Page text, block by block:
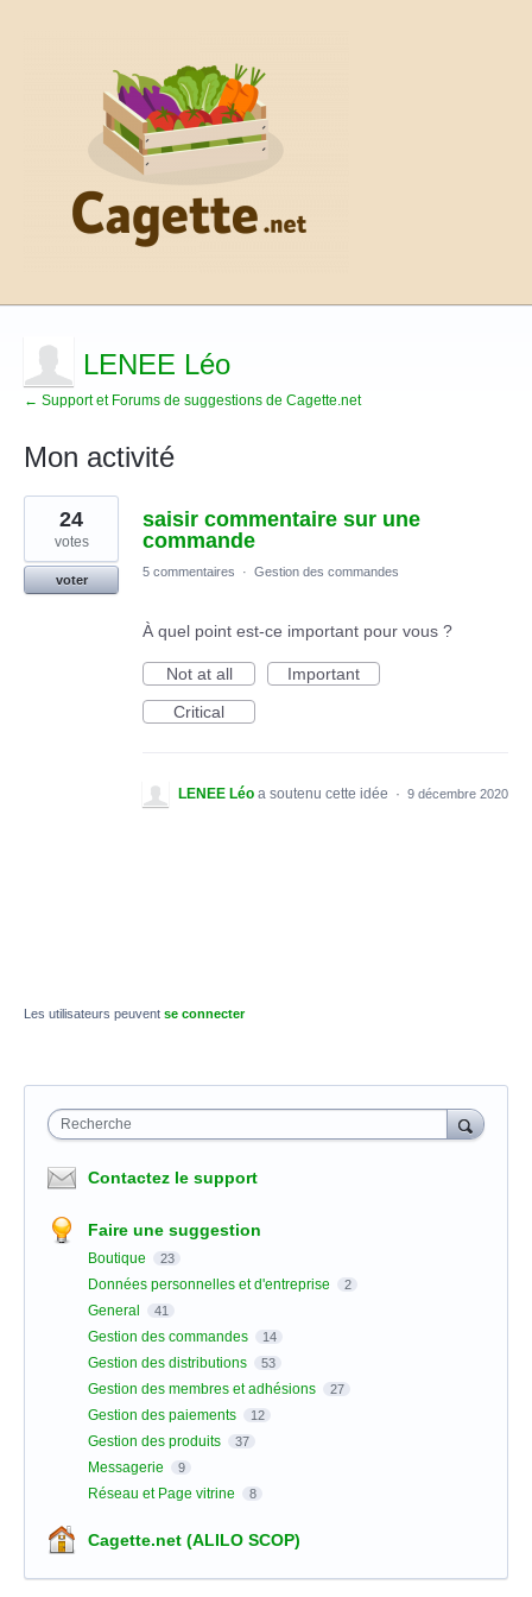
LENEE Léo
← Support et Forums de suggestions de Cagette.net
Mon activité
1
résultat
trouvé
saisir commentaire sur une
commande
24
votes
voter
5 commentaires · Gestion des commandes
À quel point est-ce important pour vous ?
Not at all
Important
Critical
LENEE Léo a soutenu cette idée · 9 décembre 2020
Les utilisateurs peuvent se connecter
Recherche
Contactez le support
Faire une suggestion
Boutique 23
Données personnelles et d'entreprise 2
General 41
Gestion des commandes 14
Gestion des distributions 53
Gestion des membres et adhésions 27
Gestion des paiements 12
Gestion des produits 37
Messagerie 9
Réseau et Page vitrine 8
Cagette.net (ALILO SCOP)